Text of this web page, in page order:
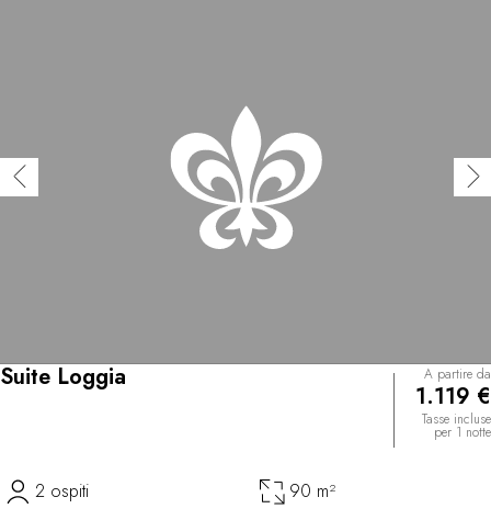
Suite Loggia A partire da
1.119 €
Tasse incluse
per 1 notte
2 ospiti 90 m²